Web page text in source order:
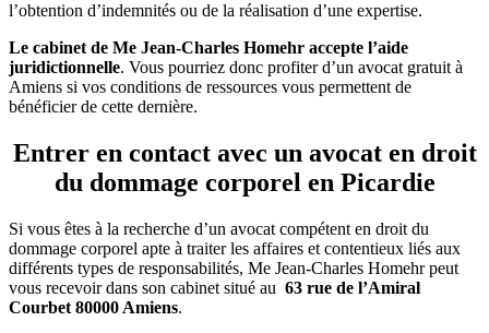
l’obtention d’indemnités ou de la réalisation d’une expertise.
Le cabinet de Me Jean-Charles Homehr accepte l’aide
juridictionnelle. Vous pourriez donc profiter d’un avocat gratuit à
Amiens si vos conditions de ressources vous permettent de
bénéficier de cette dernière.
Entrer en contact avec un avocat en droit
du dommage corporel en Picardie
Si vous êtes à la recherche d’un avocat compétent en droit du
dommage corporel apte à traiter les affaires et contentieux liés aux
différents types de responsabilités, Me Jean-Charles Homehr peut
vous recevoir dans son cabinet situé au 63 rue de l’Amiral
Courbet 80000 Amiens.